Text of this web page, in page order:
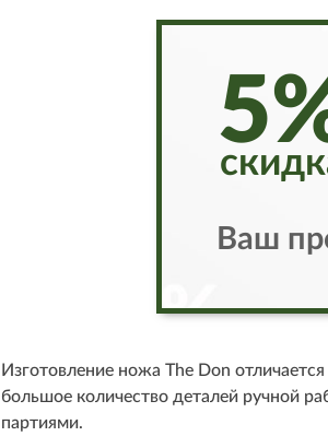
Ваш
Изготовление ножа The Don
большое количество деталей ручной
партиями.